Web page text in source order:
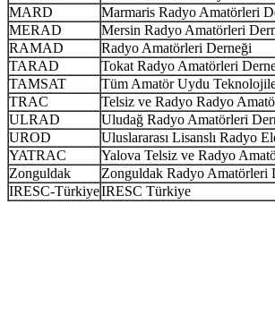
MARD
Marmaris Radyo Amatörleri
MERAD
Mersin Radyo Amatörleri
RAMAD
Radyo Amatörleri Derneği
TARAD
Tokat Radyo Amatörleri
TAMSAT
Tüm Amatör Uydu
TRAC
Telsiz ve Radyo Radyo
ULRAD
Uludağ Radyo Amatörleri
UROD
Uluslararası Lisanslı Radyo
YATRAC
Yalova Telsiz ve Radyo
Zonguldak
Zonguldak Radyo Amatörleri
IRESC-TürkiyeIRESC Türkiye